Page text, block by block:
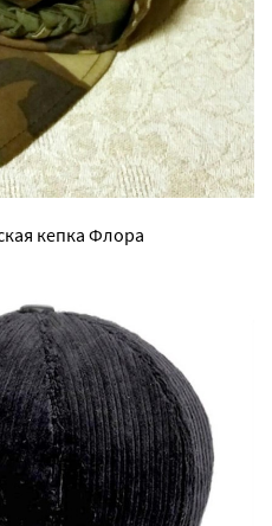
кепка Флора